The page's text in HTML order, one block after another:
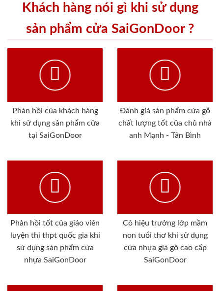
Khách hàng nói gì khi sử dụng
sản phẩm cửa SaiGonDoor ?
Phản hồi của khách hàng
khi sử dụng sản phẩm cửa
tại SaiGonDoor
Đánh giá sản phẩm cửa gỗ
chất lượng tốt của chủ nhà
anh Mạnh - Tân Bình
Phản hồi tốt của giáo viên
luyện thi thpt quốc gia khi
sử dụng sản phẩm cửa
nhựa SaiGonDoor
Cô hiệu trưởng lớp mầm
non tuổi thơ khi sử dụng
cửa nhựa giả gỗ cao cấp
SaiGonDoor